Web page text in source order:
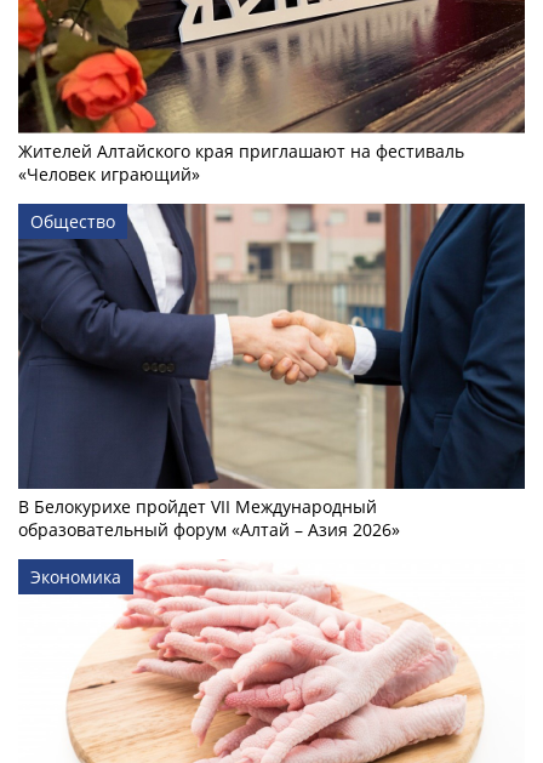
Жителей Алтайского края приглашают на фестиваль
«Человек играющий»
Общество
В Белокурихе пройдет VII Международный
образовательный форум «Алтай – Азия 2026»
Экономика